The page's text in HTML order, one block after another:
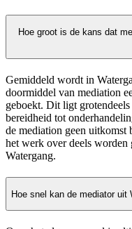
Hoe groot is de kans dat
Gemiddeld wordt in
doormiddel van mediation
geboekt. Dit ligt
bereidheid tot
de mediation geen uitkomst
het werk over deels worden
Watergang.
Hoe snel kan de mediator uit